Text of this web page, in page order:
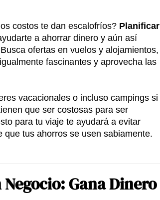
costos te dan escalofríos? Planificar
a ahorrar dinero y aún así
ofertas en vuelos y alojamientos,
fascinantes y aprovecha las
vacacionales o incluso campings si
que ser costosas para ser
para tu viaje te ayudará a evitar
tus ahorros se usen sabiamente.
Gana Dinero